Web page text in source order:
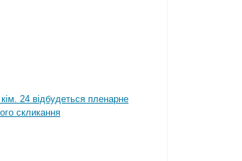
24 відбудеться пленарне
скликання